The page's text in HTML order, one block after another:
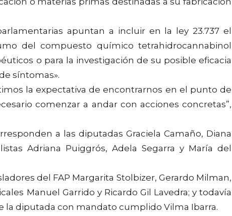
apuntan a incluir en la ley 23.737 el
del compuesto químico tetrahidrocannabinol
o para la investigación de su posible eficacia
síntomas».
la expectativa de encontrarnos en el punto de
comenzar a andar con acciones concretas”,
a las diputadas Graciela Camaño, Diana
Adriana Puiggrós, Adela Segarra y María del
del FAP Margarita Stolbizer, Gerardo Milman,
Manuel Garrido y Ricardo Gil Lavedra; y todavía
diputada con mandato cumplido Vilma Ibarra.